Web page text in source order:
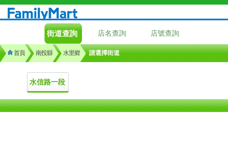
街道查詢 店名查詢 店號查詢
首頁 南投縣 水里鄉 請選擇街道
水信路一段